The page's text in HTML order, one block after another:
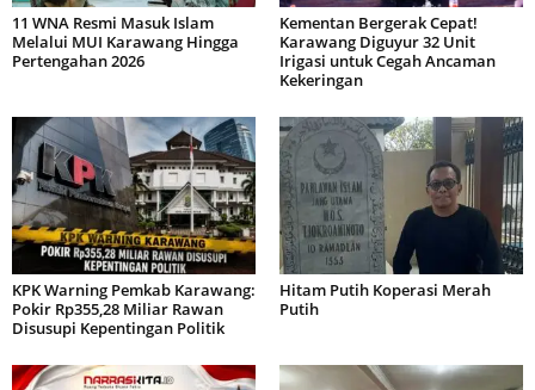
11 WNA Resmi Masuk Islam
Melalui MUI Karawang Hingga
Pertengahan 2026
Kementan Bergerak Cepat!
Karawang Diguyur 32 Unit
Irigasi untuk Cegah Ancaman
Kekeringan
KPK Warning Pemkab Karawang:
Pokir Rp355,28 Miliar Rawan
Disusupi Kepentingan Politik
Hitam Putih Koperasi Merah
Putih